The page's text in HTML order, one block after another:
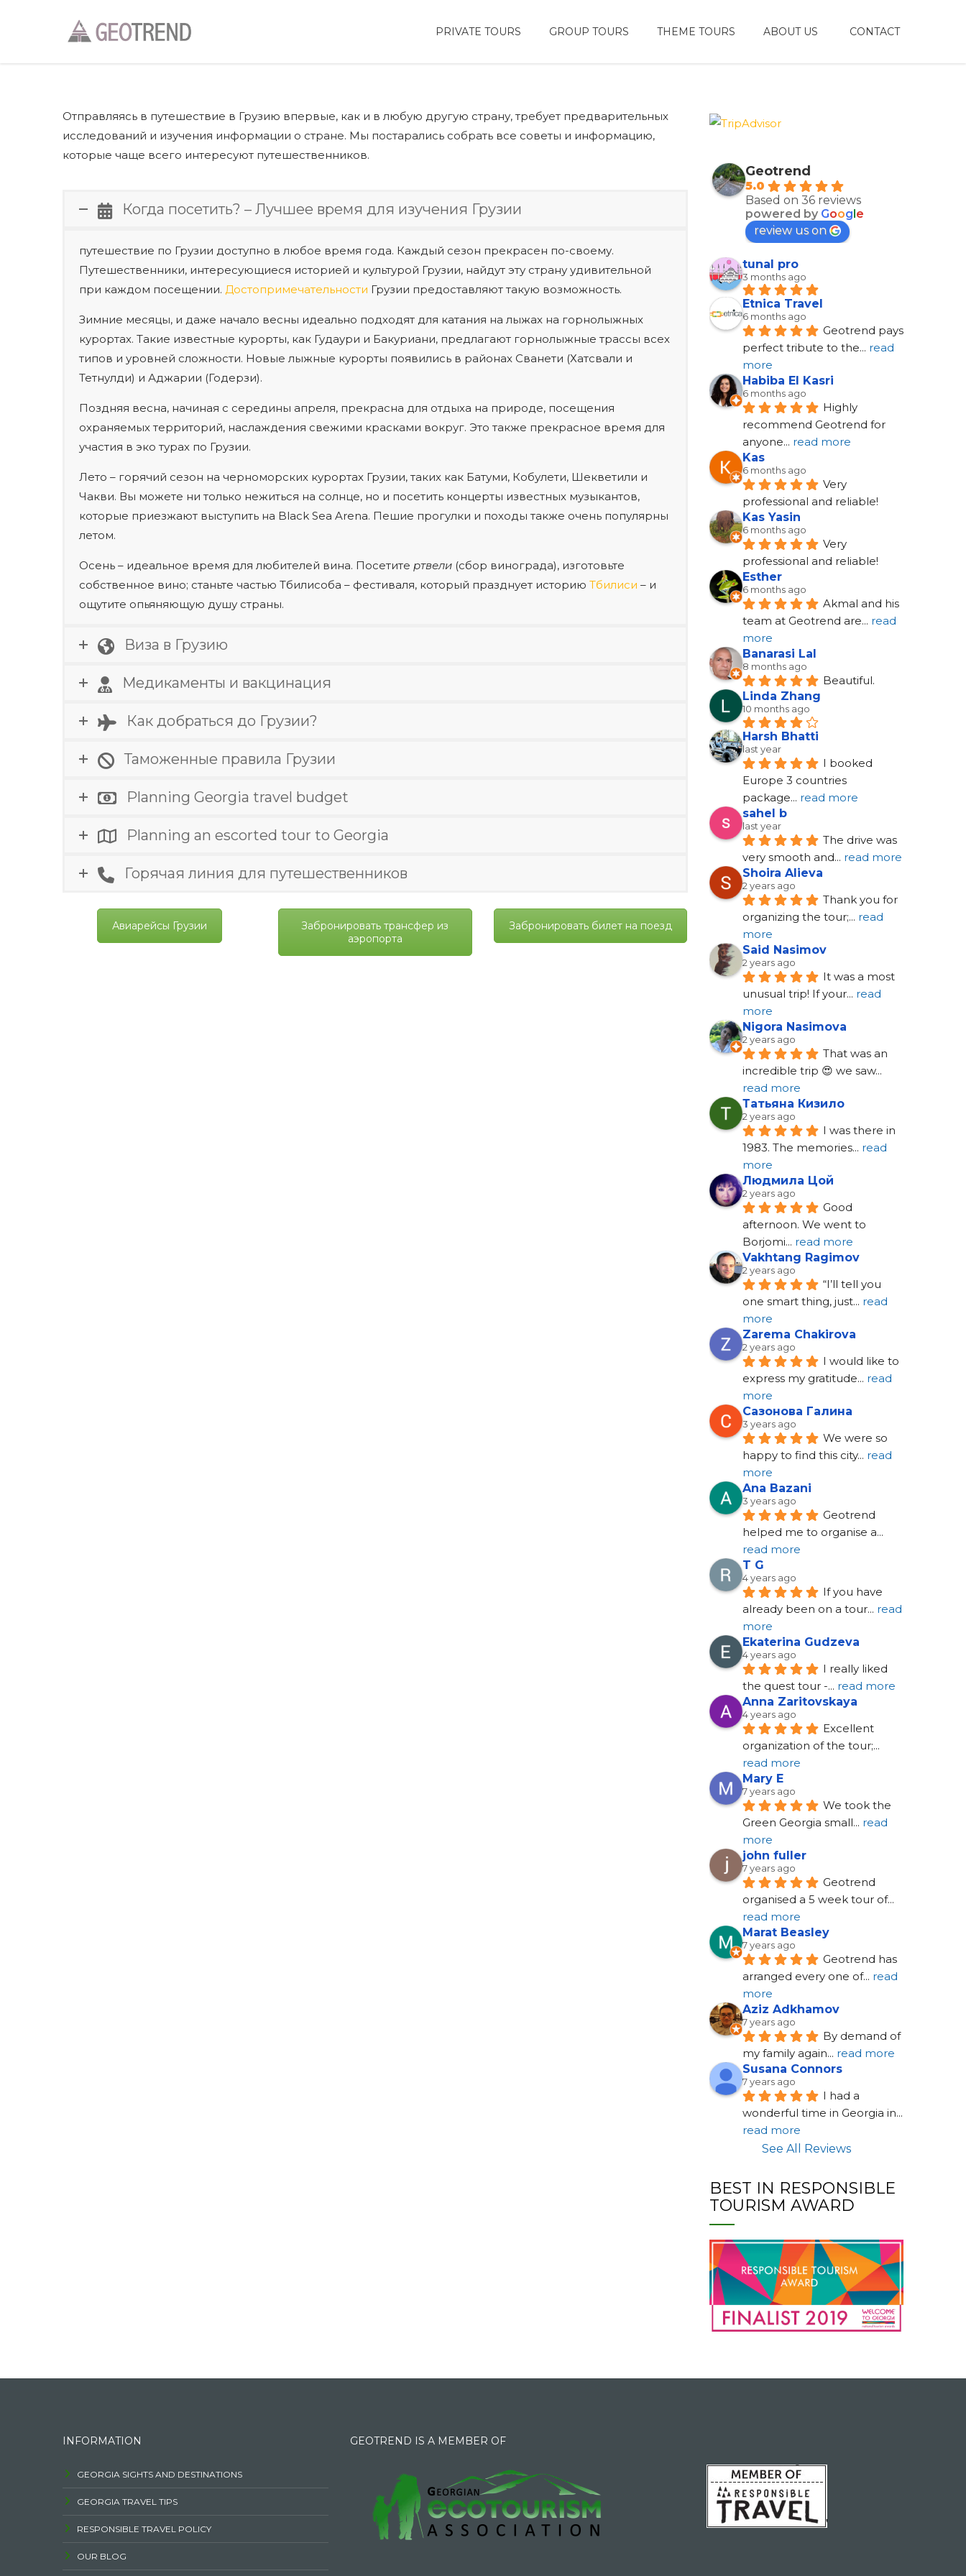
PRIVATE TOURS GROUP TOURS THEME TOURS ABOUT US CONTACT
Отправляясь в путешествие в Грузию впервые, как и в любую другую страну, требует предварительных
исследований и изучения информации о стране. Мы постарались собрать все советы и информацию,
которые чаще всего интересуют путешественников.
Когда посетить? – Лучшее время для изучения Грузии
путешествие по Грузии доступно в любое время года. Каждый сезон прекрасен по-своему.
Путешественники, интересующиеся историей и культурой Грузии, найдут эту страну удивительной
при каждом посещении. Достопримечательности Грузии предоставляют такую возможность.
Зимние месяцы, и даже начало весны идеально подходят для катания на лыжах на горнолыжных
курортах. Такие известные курорты, как Гудаури и Бакуриани, предлагают горнолыжные трассы всех
типов и уровней сложности. Новые лыжные курорты появились в районах Сванети (Хатсвали и
Тетнулди) и Аджарии (Годерзи).
Поздняя весна, начиная с середины апреля, прекрасна для отдыха на природе, посещения
охраняемых территорий, наслаждения свежими красками вокруг. Это также прекрасное время для
участия в эко турах по Грузии.
Лето – горячий сезон на черноморских курортах Грузии, таких как Батуми, Кобулети, Шекветили и
Чакви. Вы можете ни только нежиться на солнце, но и посетить концерты известных музыкантов,
которые приезжают выступить на Black Sea Arena. Пешие прогулки и походы также очень популярны
летом.
Осень – идеальное время для любителей вина. Посетите ртвели (сбор винограда), изготовьте
собственное вино; станьте частью Тбилисоба – фестиваля, который празднует историю Тбилиси – и
ощутите опьяняющую душу страны.
Виза в Грузию
Медикаменты и вакцинация
Как добраться до Грузии?
Таможенные правила Грузии
Planning Georgia travel budget
Planning an escorted tour to Georgia
Горячая линия для путешественников
Авиарейсы Грузии
Забронировать трансфер из
аэропорта
Забронировать билет на поезд
Geotrend
5.0
Based on 36 reviews
powered by Google
review us on
tunal pro
3 months ago
Etnica Travel
6 months ago
Geotrend pays
perfect tribute to the... read
more
Habiba El Kasri
6 months ago
Highly
recommend Geotrend for
anyone... read more
Kas
6 months ago
Very
professional and reliable!
Kas Yasin
6 months ago
Very
professional and reliable!
Esther
6 months ago
Akmal and his
team at Geotrend are... read
more
Banarasi Lal
8 months ago
Beautiful.
Linda Zhang
10 months ago
Harsh Bhatti
last year
I booked
Europe 3 countries
package... read more
sahel b
last year
The drive was
very smooth and... read more
Shoira Alieva
2 years ago
Thank you for
organizing the tour;... read
more
Said Nasimov
2 years ago
It was a most
unusual trip! If your... read
more
Nigora Nasimova
2 years ago
That was an
incredible trip 😍 we saw
read more
Татьяна Кизило
2 years ago
I was there in
1983. The memories... read
more
Людмила Цой
2 years ago
Good
afternoon. We went to
Borjomi... read more
Vakhtang Ragimov
2 years ago
“I’ll tell you
one smart thing, just... read
more
Zarema Chakirova
2 years ago
I would like to
express my gratitude... read
more
Сазонова Галина
3 years ago
We were so
happy to find this city... read
more
Ana Bazani
3 years ago
Geotrend
helped me to organise a
read more
T G
4 years ago
If you have
already been on a tour... read
more
Ekaterina Gudzeva
4 years ago
I really liked
the quest tour -... read more
Anna Zaritovskaya
4 years ago
Excellent
organization of the tour;
read more
Mary E
7 years ago
We took the
Green Georgia small... read
more
john fuller
7 years ago
Geotrend
organised a 5 week tour of
read more
Marat Beasley
7 years ago
Geotrend has
arranged every one of... read
more
Aziz Adkhamov
7 years ago
By demand of
my family again... read more
Susana Connors
7 years ago
I had a
wonderful time in Georgia in
read more
See All Reviews
BEST IN RESPONSIBLE
TOURISM AWARD
INFORMATION
GEORGIA SIGHTS AND DESTINATIONS
GEORGIA TRAVEL TIPS
RESPONSIBLE TRAVEL POLICY
OUR BLOG
GEOTREND IS A MEMBER OF